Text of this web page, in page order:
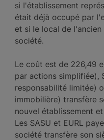
si l'établissement
était déjà occupé par
et si le local de
société.
Le coût est de 226,49
par actions simplifiée),
responsabilité limitée)
immobilière) transfère
nouvel établissement
Les SASU et EURL
société transfère son